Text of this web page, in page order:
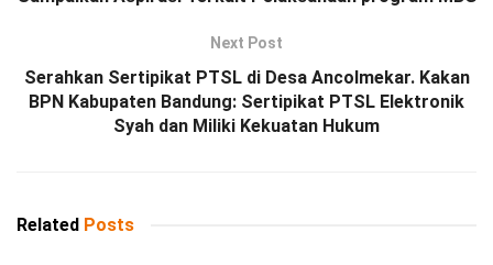
Next Post
Serahkan Sertipikat PTSL di Desa Ancolmekar. Kakan
BPN Kabupaten Bandung: Sertipikat PTSL Elektronik
Syah dan Miliki Kekuatan Hukum
Related Posts